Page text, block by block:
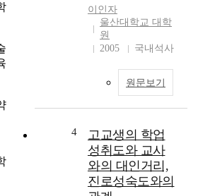
상됨을 알 수 있었다.
둘째, 숫자 읽기 능력
을 살펴 본 결과, 숫자
은 읽지 못하나 7세부
터 연령이 증가함에 따
그러나 10 이상 수는
읽지 못하는 것으로 나
타났다. 세째, 숫자 쓰
기 능력을 살펴 본 결
과, 숫자 쓰기 능력은 9
이인자
울산대학교 대학
원
2005
국내석사
원문보기
4
고교생의 학업
성취도와 교사
와의 대인거리,
진로성숙도와의